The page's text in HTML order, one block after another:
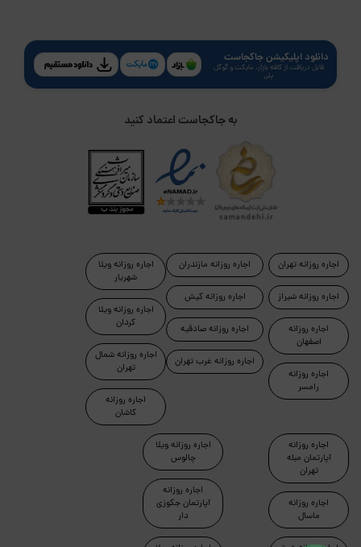
دانلود اپلیکیشن جاکجاست
قابل دریافت از کافه بازار، مایکت و گوگل
پلی
به جاکجاست اعتماد کنید
اجاره روزانه تهران
اجاره روزانه شیراز
اجاره روزانه
اصفهان
اجاره روزانه
رامسر
اجاره روزانه مازندران
اجاره روزانه کیش
اجاره روزانه صادقیه
اجاره روزانه غرب تهران
اجاره روزانه ویلا
شهریار
اجاره روزانه ویلا
کردان
اجاره روزانه شمال
تهران
اجاره روزانه
کاشان
اجاره روزانه
آپارتمان مبله
تهران
اجاره روزانه
ماسال
اجاره روزانه ویلا
چالوس
اجاره روزانه
آپارتمان جکوزی
دار